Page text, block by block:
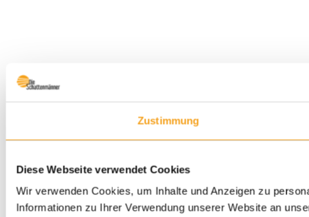
Zustimmung
Diese Webseite verwendet Cookies
Wir verwenden Cookies, um Inhalte und Anzeigen zu
Informationen zu Ihrer Verwendung unserer Website an